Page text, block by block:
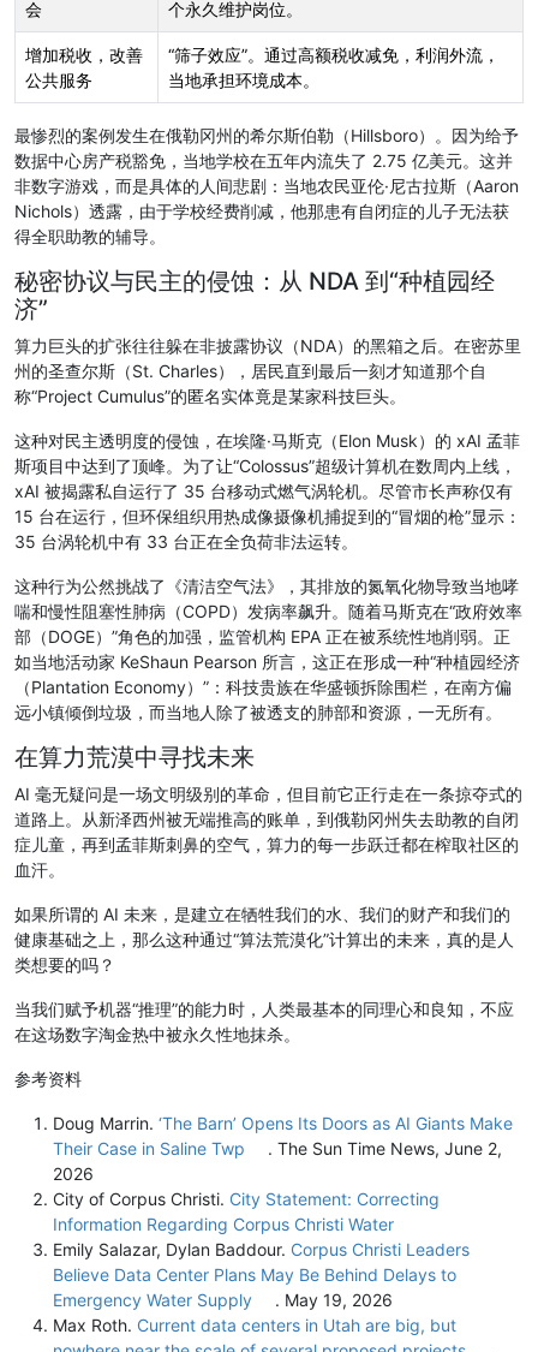
会 个永久维护岗位。
增加税收，改善
公共服务
“筛子效应”。通过高额税收减免，利润外流，
当地承担环境成本。
最惨烈的案例发生在俄勒冈州的希尔斯伯勒（Hillsboro）。因为给予
数据中心房产税豁免，当地学校在五年内流失了 2.75 亿美元。这并
非数字游戏，而是具体的人间悲剧：当地农民亚伦·尼古拉斯（Aaron
Nichols）透露，由于学校经费削减，他那患有自闭症的儿子无法获
得全职助教的辅导。
秘密协议与民主的侵蚀：从 NDA 到“种植园经
济”
算力巨头的扩张往往躲在非披露协议（NDA）的黑箱之后。在密苏里
州的圣查尔斯（St. Charles），居民直到最后一刻才知道那个自
称“Project Cumulus”的匿名实体竟是某家科技巨头。
这种对民主透明度的侵蚀，在埃隆·马斯克（Elon Musk）的 xAI 孟菲
斯项目中达到了顶峰。为了让“Colossus”超级计算机在数周内上线，
xAI 被揭露私自运行了 35 台移动式燃气涡轮机。尽管市长声称仅有
15 台在运行，但环保组织用热成像摄像机捕捉到的“冒烟的枪”显示：
35 台涡轮机中有 33 台正在全负荷非法运转。
这种行为公然挑战了《清洁空气法》，其排放的氮氧化物导致当地哮
喘和慢性阻塞性肺病（COPD）发病率飙升。随着马斯克在“政府效率
部（DOGE）”角色的加强，监管机构 EPA 正在被系统性地削弱。正
如当地活动家 KeShaun Pearson 所言，这正在形成一种“种植园经济
（Plantation Economy）”：科技贵族在华盛顿拆除围栏，在南方偏
远小镇倾倒垃圾，而当地人除了被透支的肺部和资源，一无所有。
在算力荒漠中寻找未来
AI 毫无疑问是一场文明级别的革命，但目前它正行走在一条掠夺式的
道路上。从新泽西州被无端推高的账单，到俄勒冈州失去助教的自闭
症儿童，再到孟菲斯刺鼻的空气，算力的每一步跃迁都在榨取社区的
血汗。
如果所谓的 AI 未来，是建立在牺牲我们的水、我们的财产和我们的
健康基础之上，那么这种通过“算法荒漠化”计算出的未来，真的是人
类想要的吗？
当我们赋予机器“推理”的能力时，人类最基本的同理心和良知，不应
在这场数字淘金热中被永久性地抹杀。
参考资料
Doug Marrin. ‘The Barn’ Opens Its Doors as AI Giants Make
Their Case in Saline Twp
. The Sun Time News, June 2,
2026
City of Corpus Christi. City Statement: Correcting
Information Regarding Corpus Christi Water
Emily Salazar, Dylan Baddour. Corpus Christi Leaders
Believe Data Center Plans May Be Behind Delays to
Emergency Water Supply
. May 19, 2026
Max Roth. Current data centers in Utah are big, but